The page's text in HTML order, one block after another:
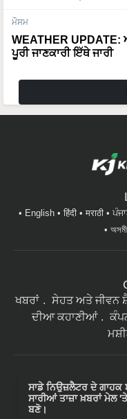
ਮੌਸਮ
WEATHER UPDATE:
ਪੂਰੀ ਜਾਣਕਾਰੀ ਇੱਥੇ ਜਾਰੀ
English हिंदी मराठी
ਖਬਰਾਂ ਸੇਹਤ ਅਤੇ ਜੀਵਨ
ਦੀਆ ਕਹਾਣੀਆਂ
ਸਾਡੇ ਨਿਉਜ਼ਲੈਟਰ ਦੇ ਗਾਹਕ
ਸਾਰੀਆਂ ਤਾਜ਼ਾ ਖ਼ਬਰਾਂ ਮੇਲ
ਬਣੋ।